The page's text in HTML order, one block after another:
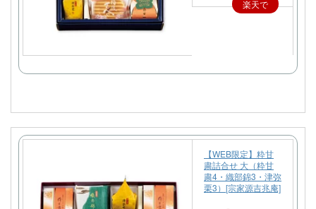
楽天で
【WEB限定】粋甘
粛詰合せ 大（粋甘
粛4・織部錦3・津弥
栗3）[宗家源吉兆庵]